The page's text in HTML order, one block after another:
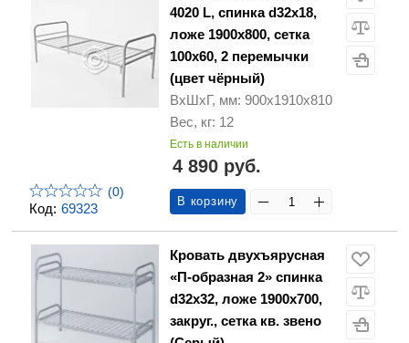
Код: 69323
(0)
4020 L, спинка d32х18,
ложе 1900х800, сетка
100х60, 2 перемычки
(цвет чёрный)
ВхШхГ, мм: 900х1910х810
Вес, кг: 12
Есть в наличии
4 890 руб.
В корзину
Кровать двухъярусная
«П-образная 2» спинка
d32х32, ложе 1900х700,
закруг., сетка кв. звено